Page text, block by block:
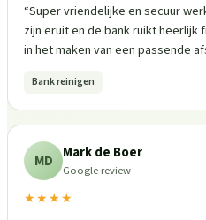
“Super vriendelijke en secuur
zijn eruit en de bank ruikt
in het maken van een passende
Bank reinigen
MD Mark de Boer
Google review
★★★★